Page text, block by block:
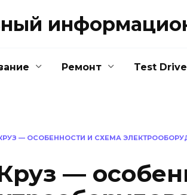
Ремонт Test Drive
— ОСОБЕННОСТИ И СХЕМА
—